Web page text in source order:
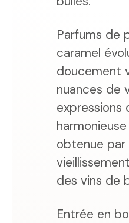
Parfums de
caramel
doucement
nuances de
expressions
obtenue par
des vins de
Entrée en